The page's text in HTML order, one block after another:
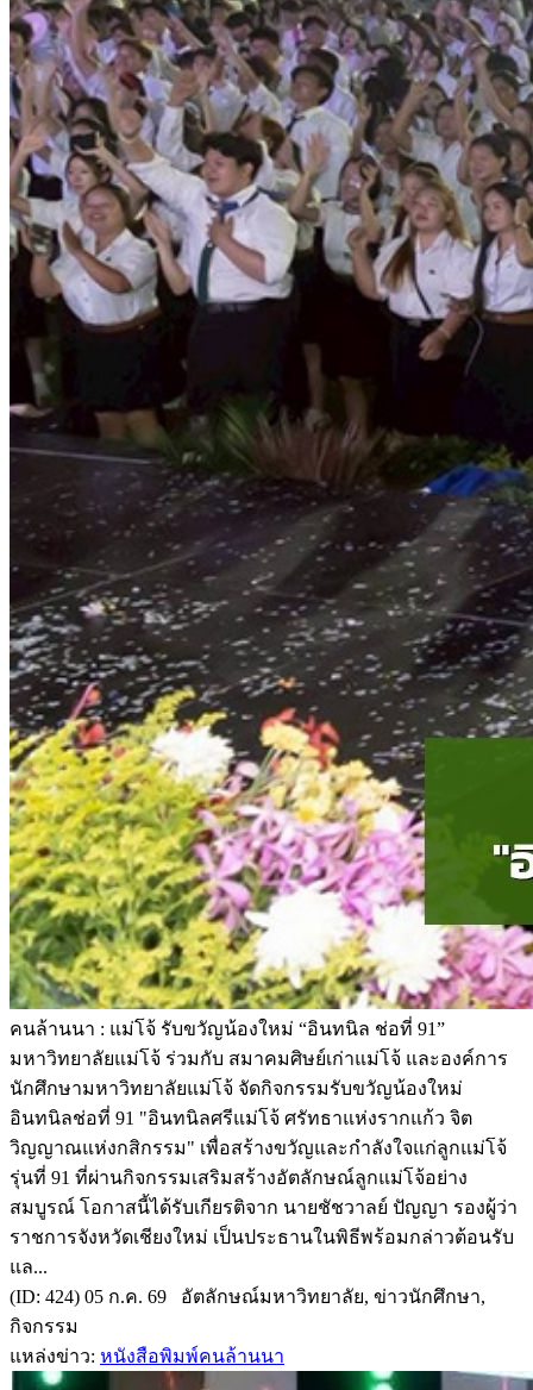
คนล้านนา : แม่โจ้ รับขวัญน้องใหม่ “อินทนิล ช่อที่ 91”
มหาวิทยาลัยแม่โจ้ ร่วมกับ สมาคมศิษย์เก่าแม่โจ้ และองค์การ
นักศึกษามหาวิทยาลัยแม่โจ้ จัดกิจกรรมรับขวัญน้องใหม่
อินทนิลช่อที่ 91 "อินทนิลศรีแม่โจ้ ศรัทธาแห่งรากแก้ว จิต
วิญญาณแห่งกสิกรรม" เพื่อสร้างขวัญและกำลังใจแก่ลูกแม่โจ้
รุ่นที่ 91 ที่ผ่านกิจกรรมเสริมสร้างอัตลักษณ์ลูกแม่โจ้อย่าง
สมบูรณ์ โอกาสนี้ได้รับเกียรติจาก นายชัชวาลย์ ปัญญา รองผู้ว่า
ราชการจังหวัดเชียงใหม่ เป็นประธานในพิธีพร้อมกล่าวต้อนรับ
แล...
(ID: 424) 05 ก.ค. 69 อัตลักษณ์มหาวิทยาลัย, ข่าวนักศึกษา,
กิจกรรม
แหล่งข่าว: หนังสือพิมพ์คนล้านนา